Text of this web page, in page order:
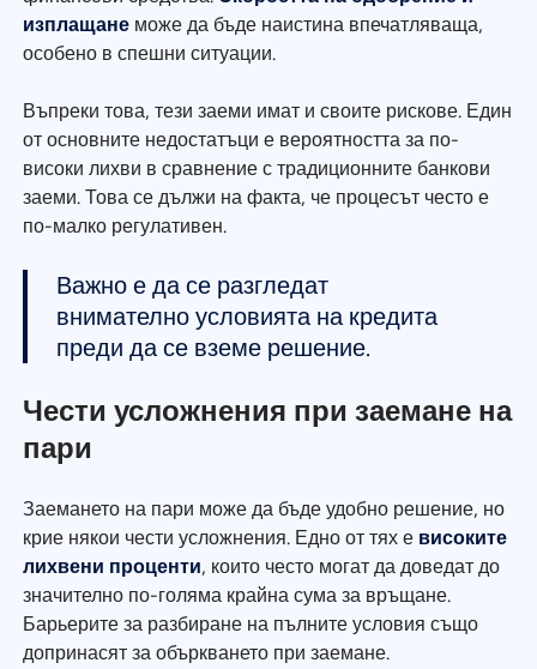
изплащане може да бъде наистина впечатляваща,
особено в спешни ситуации.
Въпреки това, тези заеми имат и своите рискове. Един
от основните недостатъци е вероятността за по-
високи лихви в сравнение с традиционните банкови
заеми. Това се дължи на факта, че процесът често е
по-малко регулативен.
Важно е да се разгледат
внимателно условията на кредита
преди да се вземе решение.
Чести усложнения при заемане на
пари
Заемането на пари може да бъде удобно решение, но
крие някои чести усложнения. Едно от тях е високите
лихвени проценти, които често могат да доведат до
значително по-голяма крайна сума за връщане.
Барьерите за разбиране на пълните условия също
допринасят за объркването при заемане.